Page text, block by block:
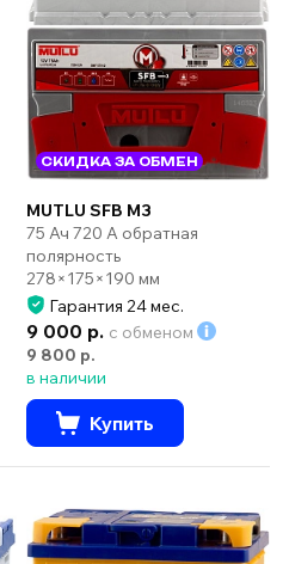
СКИДКА ЗА ОБМЕН
MUTLU SFB M3
75 Ач 720 А обратная
полярность
278×175×190 мм
Гарантия 24 мес.
9 000 р. с обменом
9 800 р.
в наличии
Купить